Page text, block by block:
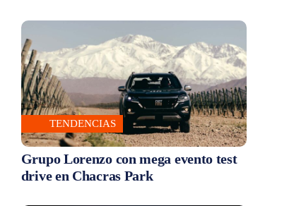
TENDENCIAS
Grupo Lorenzo con mega evento test
drive en Chacras Park